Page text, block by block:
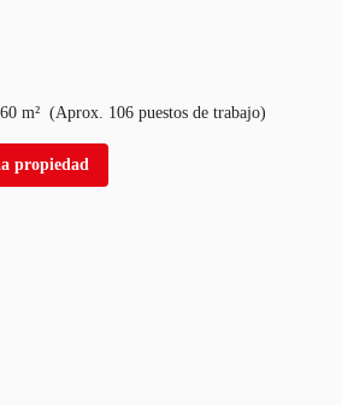
m² (Aprox. 106 puestos de trabajo)
propiedad